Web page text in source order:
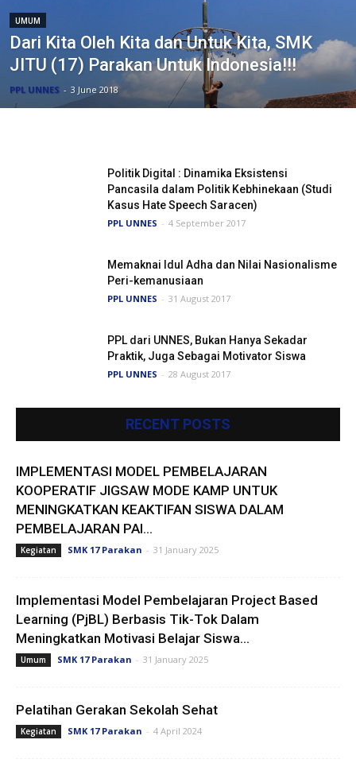
UMUM
Dari Kita Oleh Kita dan Untuk Kita, SMK
JITU (17) Parakan Untuk Indonesia!!!
PPL UNNES - 3 June 2018
Politik Digital : Dinamika Eksistensi
Pancasila dalam Politik Kebhinekaan (Studi
Kasus Hate Speech Saracen)
PPL UNNES - 4 September 2017
Memaknai Idul Adha dan Nilai Nasionalisme
Peri-kemanusiaan
PPL UNNES - 31 August 2017
PPL dari UNNES, Bukan Hanya Sekadar
Praktik, Juga Sebagai Motivator Siswa
PPL UNNES - 28 August 2017
RECENT POSTS
IMPLEMENTASI MODEL PEMBELAJARAN
KOOPERATIF JIGSAW MODE KAMP UNTUK
MENINGKATKAN KEAKTIFAN SISWA DALAM
PEMBELAJARAN PAI...
Kegiatan SMK 17 Parakan - 31 January 2025
Implementasi Model Pembelajaran Project Based
Learning (PjBL) Berbasis Tik-Tok Dalam
Meningkatkan Motivasi Belajar Siswa...
Umum SMK 17 Parakan - 31 January 2025
Pelatihan Gerakan Sekolah Sehat
Kegiatan SMK 17 Parakan - 4 April 2024